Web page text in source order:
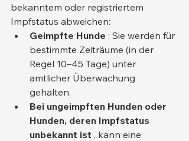
bekanntem oder registriertem
Impfstatus abweichen:
Geimpfte Hunde : Sie werden für
bestimmte Zeiträume (in der
Regel 10–45 Tage) unter
amtlicher Überwachung
gehalten.
Bei ungeimpften Hunden oder
Hunden, deren Impfstatus
unbekannt ist , kann eine